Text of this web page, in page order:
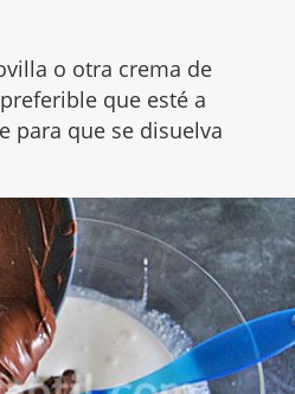
o otra crema de
que esté a
para que se disuelva